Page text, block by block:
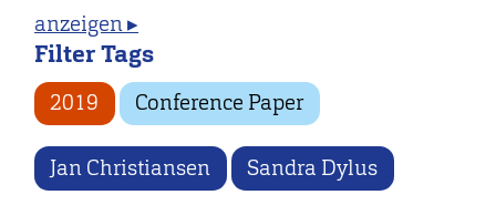
anzeigen ▸
Filter Tags
2019 Conference Paper
Jan Christiansen Sandra Dylus